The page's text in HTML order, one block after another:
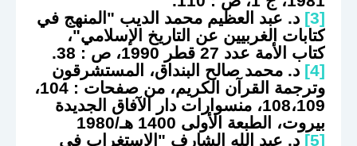
[3]
د. عبد العظيم محمد الديب "المنهج في
كتابات الغربيين عن التاريخ الإسلامي"،
كتاب الأمة عدد 27 قطر 1990، ص : 38.
[4]
د. محمد صالح البنداق، المستشرقون
وترجمة القرآن الكريم، من صفحات : 104،
108،109، منسوارات دار الآفاق الجديدة
بيروت، الطبعة الأولى 1400 هـ/1980
[5]
د. عبد الله الشارف "الاستغراب في